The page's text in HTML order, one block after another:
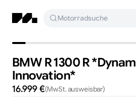
Motorradsuche
BMW R 1300 R
Innovation*
16.999 €(MwSt. ausweisbar)